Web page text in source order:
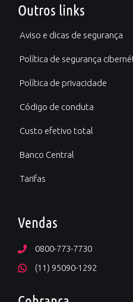
Outros links
Aviso e dicas de segurança
Política de segurança
Política de privacidade
Código de conduta
Custo efetivo total
Banco Central
Tarifas
Vendas
0800-773-7730
(11) 95090-1292